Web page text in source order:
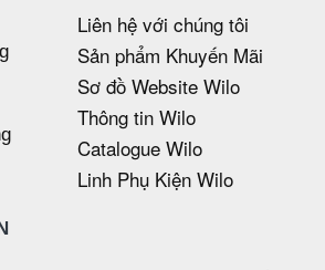
Liên hệ với chúng tôi
Sản phẩm Khuyến Mãi
Sơ đồ Website Wilo
Thông tin Wilo
Catalogue Wilo
Linh Phụ Kiện Wilo